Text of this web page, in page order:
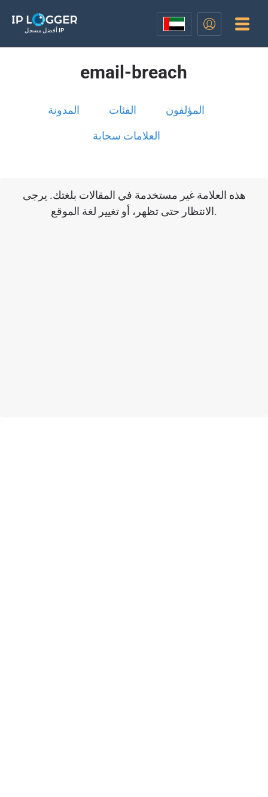
أفضل مسجل IP
email-breach
المدونة الفئات المؤلفون
العلامات سحابة